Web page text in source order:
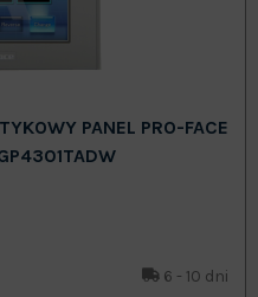
PANEL PRO-FACE
6 - 10 dni